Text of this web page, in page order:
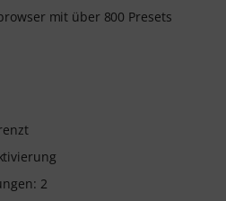
mit über 800 Presets
2